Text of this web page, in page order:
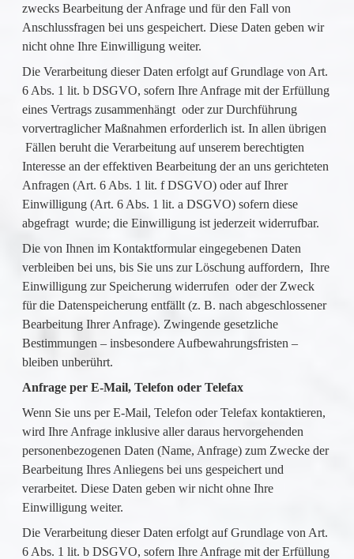
zwecks Bearbeitung der Anfrage und für den Fall von
Anschlussfragen bei uns gespeichert. Diese Daten geben wir
nicht ohne Ihre Einwilligung weiter.
Die Verarbeitung dieser Daten erfolgt auf Grundlage von Art.
6 Abs. 1 lit. b DSGVO, sofern Ihre Anfrage mit der Erfüllung
eines Vertrags zusammenhängt oder zur Durchführung
vorvertraglicher Maßnahmen erforderlich ist. In allen übrigen
Fällen beruht die Verarbeitung auf unserem berechtigten
Interesse an der effektiven Bearbeitung der an uns gerichteten
Anfragen (Art. 6 Abs. 1 lit. f DSGVO) oder auf Ihrer
Einwilligung (Art. 6 Abs. 1 lit. a DSGVO) sofern diese
abgefragt wurde; die Einwilligung ist jederzeit widerrufbar.
Die von Ihnen im Kontaktformular eingegebenen Daten
verbleiben bei uns, bis Sie uns zur Löschung auffordern, Ihre
Einwilligung zur Speicherung widerrufen oder der Zweck
für die Datenspeicherung entfällt (z. B. nach abgeschlossener
Bearbeitung Ihrer Anfrage). Zwingende gesetzliche
Bestimmungen – insbesondere Aufbewahrungsfristen –
bleiben unberührt.
Anfrage per E-Mail, Telefon oder Telefax
Wenn Sie uns per E-Mail, Telefon oder Telefax kontaktieren,
wird Ihre Anfrage inklusive aller daraus hervorgehenden
personenbezogenen Daten (Name, Anfrage) zum Zwecke der
Bearbeitung Ihres Anliegens bei uns gespeichert und
verarbeitet. Diese Daten geben wir nicht ohne Ihre
Einwilligung weiter.
Die Verarbeitung dieser Daten erfolgt auf Grundlage von Art.
6 Abs. 1 lit. b DSGVO, sofern Ihre Anfrage mit der Erfüllung